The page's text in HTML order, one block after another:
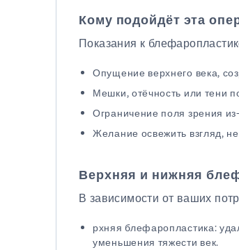
Кому подойдёт эта
Показания к
Опущение верхнего века,
Мешки, отёчность или тени
Ограничение поля зрения
Желание освежить взгляд,
Верхняя и нижняя
В зависимости от ваших
рхняя блефаропластика:
уменьшения тяжести век.